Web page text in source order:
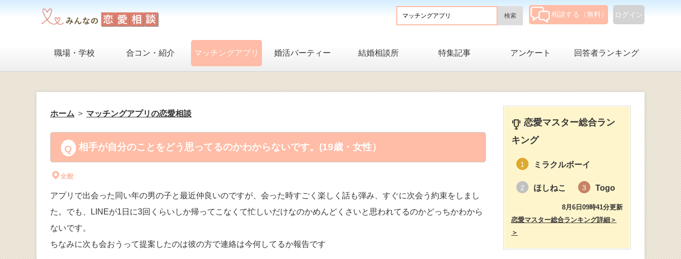
ログイン
相談する（無料）
職場・学校 合コン・紹介 マッチングアプリ 婚活パーティー 結婚相談所 特集記事 アンケート 回答者ランキング
ホーム マッチングアプリの恋愛相談
相手が自分のことをどう思ってるのかわからないです。(19歳・女性）
全般
アプリで出会った同い年の男の子と最近仲良いのですが、会った時すごく楽しく話も弾み、すぐに次会う約束をしまし
た。でも、LINEが1日に3回くらいしか帰ってこなくて忙しいだけなのかめんどくさいと思われてるのかどっちかわから
ないです。
ちなみに次も会おうって提案したのは彼の方で連絡は今何してるか報告です
恋愛マスター総合ラン
キング
1 ミラクルボーイ
2 ほしねこ 3 Togo
8月6日09時41分更新
恋愛マスター総合ランキング詳細＞
＞